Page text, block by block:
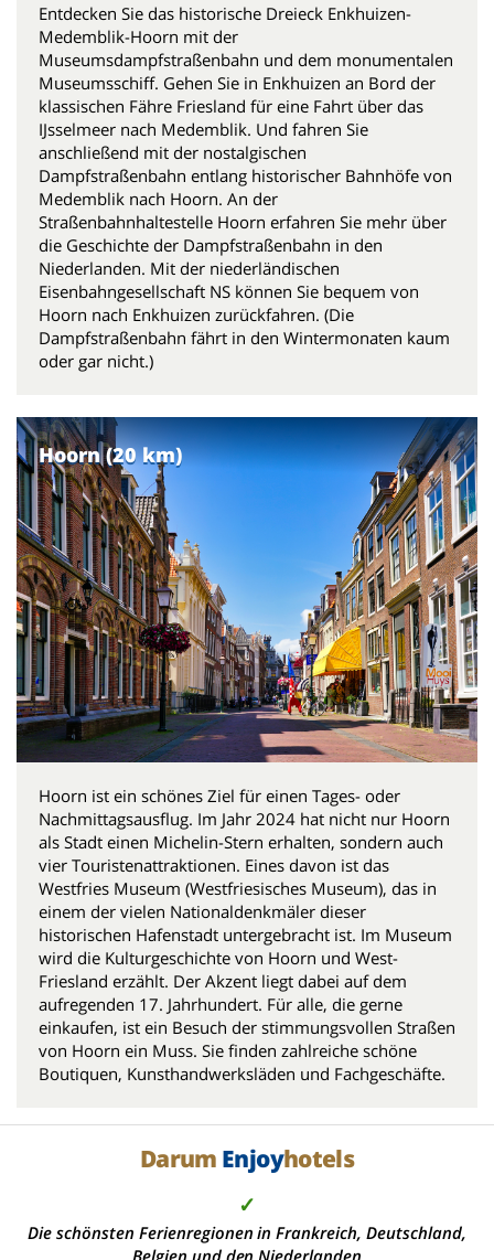
Entdecken Sie das historische Dreieck Enkhuizen-
Medemblik-Hoorn mit der
Museumsdampfstraßenbahn und dem monumentalen
Museumsschiff. Gehen Sie in Enkhuizen an Bord der
klassischen Fähre Friesland für eine Fahrt über das
IJsselmeer nach Medemblik. Und fahren Sie
anschließend mit der nostalgischen
Dampfstraßenbahn entlang historischer Bahnhöfe von
Medemblik nach Hoorn. An der
Straßenbahnhaltestelle Hoorn erfahren Sie mehr über
die Geschichte der Dampfstraßenbahn in den
Niederlanden. Mit der niederländischen
Eisenbahngesellschaft NS können Sie bequem von
Hoorn nach Enkhuizen zurückfahren. (Die
Dampfstraßenbahn fährt in den Wintermonaten kaum
oder gar nicht.)
Hoorn (20 km)
Hoorn ist ein schönes Ziel für einen Tages- oder
Nachmittagsausflug. Im Jahr 2024 hat nicht nur Hoorn
als Stadt einen Michelin-Stern erhalten, sondern auch
vier Touristenattraktionen. Eines davon ist das
Westfries Museum (Westfriesisches Museum), das in
einem der vielen Nationaldenkmäler dieser
historischen Hafenstadt untergebracht ist. Im Museum
wird die Kulturgeschichte von Hoorn und West-
Friesland erzählt. Der Akzent liegt dabei auf dem
aufregenden 17. Jahrhundert. Für alle, die gerne
einkaufen, ist ein Besuch der stimmungsvollen Straßen
von Hoorn ein Muss. Sie finden zahlreiche schöne
Boutiquen, Kunsthandwerksläden und Fachgeschäfte.
Darum Enjoyhotels
✓
Die schönsten Ferienregionen in Frankreich, Deutschland,